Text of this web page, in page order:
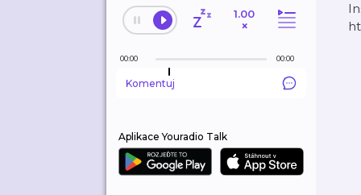
1.00
×
00:00 00:00
Komentuj
Aplikace Youradio Talk